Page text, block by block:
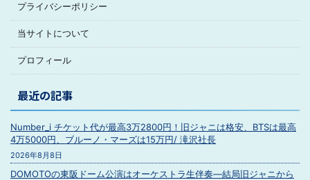
プライバシーポリシー
当サイトについて
プロフィール
最近の記事
Number_i チケット代が最高3万2800円！旧ジャニは格安、BTSは最高
4万5000円、ブルーノ・マーズは15万円/ 滝沢社長
2026年8月8日
DOMOTOの東阪ドーム公演はオーケストラ生伴奏―結局旧ジャニから